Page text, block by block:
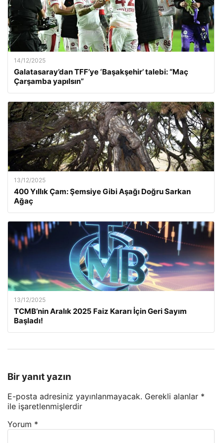
14/12/2025
Galatasaray’dan TFF’ye ‘Başakşehir’ talebi: “Maç
Çarşamba yapılsın”
13/12/2025
400 Yıllık Çam: Şemsiye Gibi Aşağı Doğru Sarkan
Ağaç
13/12/2025
TCMB’nin Aralık 2025 Faiz Kararı İçin Geri Sayım
Başladı!
Bir yanıt yazın
E-posta adresiniz yayınlanmayacak. Gerekli alanlar *
ile işaretlenmişlerdir
Yorum *